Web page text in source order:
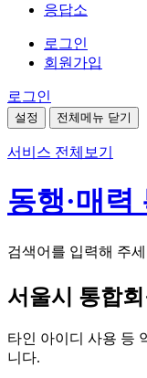
응답소
로그인
회원가입
로그인
설정 전체메뉴 닫기
서비스 전체보기
동행·매력
검색어를 입력해 주
서울시 통합
타인 아이디 사용 등
니다.